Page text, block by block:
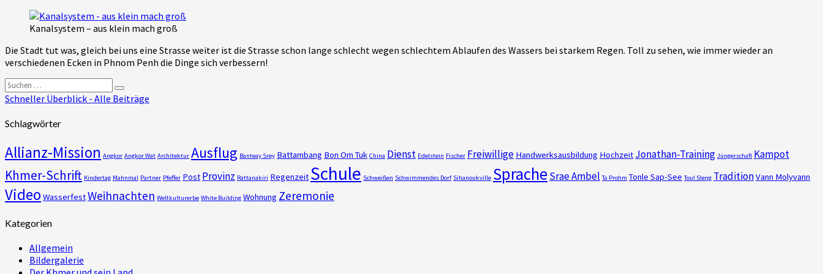
Kanalsystem – aus klein mach groß
Die Stadt tut was, gleich bei uns eine Strasse weiter ist die Strasse schon lange schlecht wegen schlechtem Ablaufen des Wassers bei starkem Regen. Toll zu sehen, wie immer wieder an
verschiedenen Ecken in Phnom Penh die Dinge sich verbessern!
Suchen
nach:
Suchen
Schneller Überblick - Alle Beiträge
Schlagwörter
Allianz-Mission Angkor Angkor Wat Architektur Ausflug Banteay Srey Battambang Bon Om Tuk China Dienst Edelstein Fischer Freiwillige Handwerksausbildung Hochzeit Jonathan-Training Jüngerschaft Kampot
Khmer-Schrift Kindertag Mahnmal Partner Pfeffer Post Provinz Rattanakiri Regenzeit Schule Schweißen Schwimmendes Dorf Sihanoukville SpracheSrae Ambel Ta Prohm Tonle Sap-See Toul Sleng TraditionVann Molyvann
VideoWasserfestWeihnachten Weltkulturerbe White Building Wohnung Zeremonie
Kategorien
Allgemein
Bildergalerie